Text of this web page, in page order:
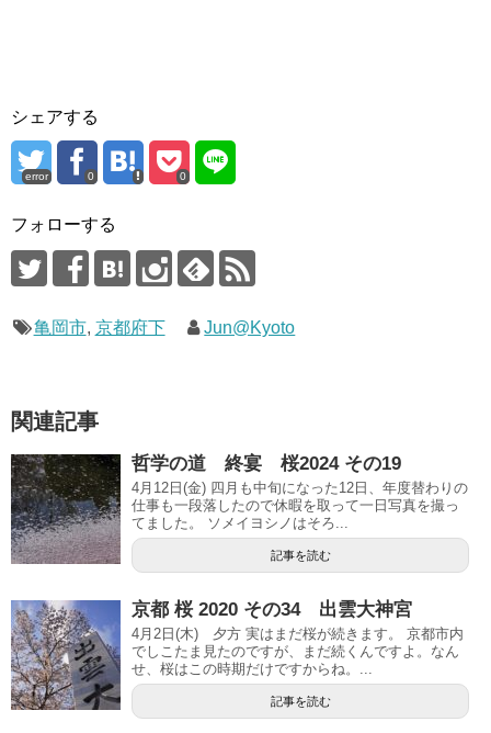
シェアする
error 0 0
フォローする
亀岡市, 京都府下 Jun@Kyoto
関連記事
哲学の道 終宴 桜2024 その19
4月12日(金) 四月も中旬になった12日、年度替わりの
仕事も一段落したので休暇を取って一日写真を撮っ
てました。 ソメイヨシノはそろ...
記事を読む
京都 桜 2020 その34 出雲大神宮
4月2日(木) 夕方 実はまだ桜が続きます。 京都市内
でしこたま見たのですが、まだ続くんですよ。なん
せ、桜はこの時期だけですからね。...
記事を読む